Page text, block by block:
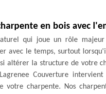
en bois avec
qui joue un rôle
avec le temps, surtout
altérer la structure de votre
Couverture
votre charpente. Nos